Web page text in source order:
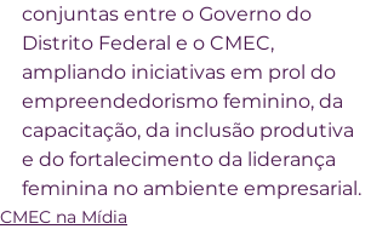
conjuntas entre o Governo do
Distrito Federal e o CMEC,
ampliando iniciativas em prol do
empreendedorismo feminino, da
capacitação, da inclusão produtiva
e do fortalecimento da liderança
feminina no ambiente empresarial.
CMEC na Mídia